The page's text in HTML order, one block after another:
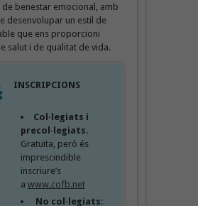
benestar emocional, amb
desenvolupar un estil de
que ens proporcioni
salut i de qualitat de vida.
INSCRIPCIONS
Col·legiats i
precol·legiats.
Gratuïta, però és
imprescindible
inscriure’s
a www.cofb.net
No col·legiats: